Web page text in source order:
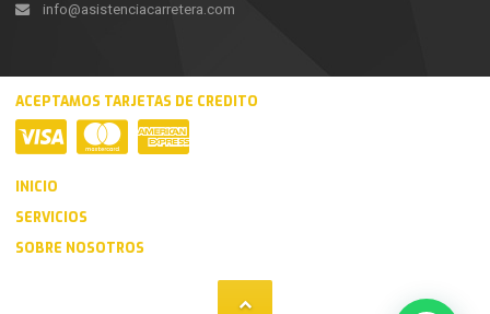
info@asistenciacarretera.com
ACEPTAMOS TARJETAS DE CREDITO
INICIO
SERVICIOS
SOBRE NOSOTROS